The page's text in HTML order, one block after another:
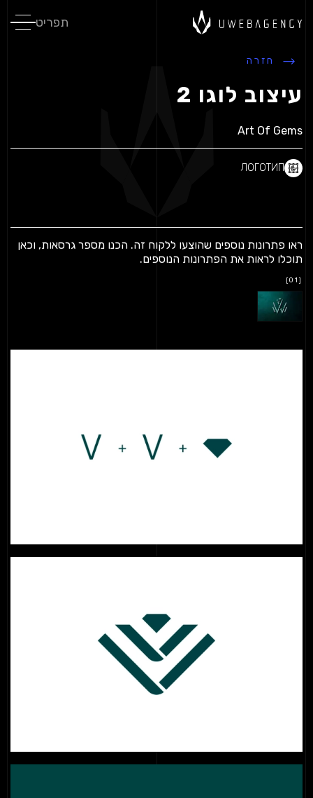
תפריט
חזרה
עיצוב לוגו 2
Art Of Gems
ЛОГОТИП
ראו פתרונות נוספים שהוצעו ללקוח זה. הכנו מספר גרסאות, וכאן
תוכלו לראות את הפתרונות הנוספים.
[01]